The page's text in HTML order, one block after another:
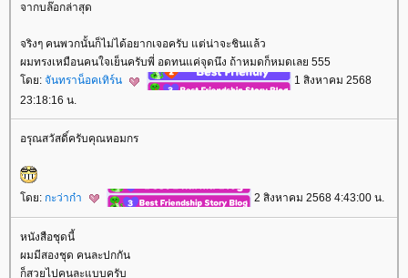
จากบล๊อกล่าสุด
จริงๆ คนพวกนั้นก็ไม่ได้อยากเจอครับ แต่น่าจะชินแล้ว
ผมทรงเหมือนคนใจเย็นครับพี่ อดทนแค่จุดนึง ถ้าหมดก็หมดเลย 555
ดย: จันทราน็อคเทิร์น
1 สิงหาคม 2568
23:18:16 น.
อรุณสวัสดิ์ครับคุณหอมกร
ดย: กะว่าก๋า 2 สิงหาคม 2568 4:43:00 น.
หนังสือชุดนี้
ผมมีสองชุด คนละปกกัน
ก็สวยไปคนละแบบครับ